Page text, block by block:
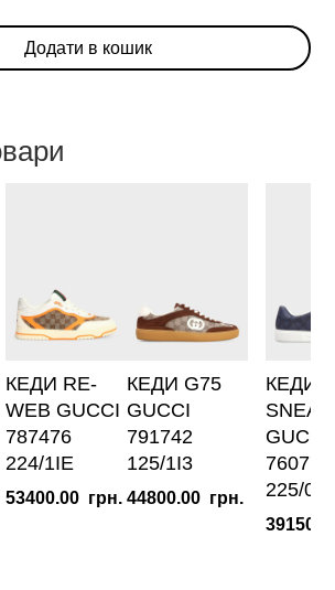
Додати в кошик
КЕДИ RE-
WEB GUCCI
787476
224/1IE
53400.00 грн.
КЕДИ G75
GUCCI
791742
125/1I3
44800.00 грн.
КЕДИ
GUCCI
760775
225/